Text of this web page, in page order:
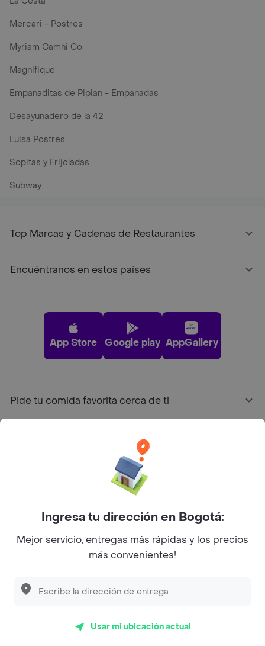
Mercari - Postres
Myriam Camhi Co
Magnifique
Empanaditas de Pipian - Empanadas
Desayunadero de la 42
Luisa Postres
Sopitas y Frijoladas
Subway
Top Marcas y Cadenas de Restaurantes
Encuéntranos en estos países
App Store Google play AppGallery
Pide tu comida favorita cerca de ti
Facebook
Twitter
Instagram
Rappi S.A.S. --- NIT 900.843.898-9 --- Calle 63 # 16A-02
Ingresa tu dirección en Bogotá:
Mejor servicio, entregas más rápidas y los precios
más convenientes!
Usar mi ubicación actual